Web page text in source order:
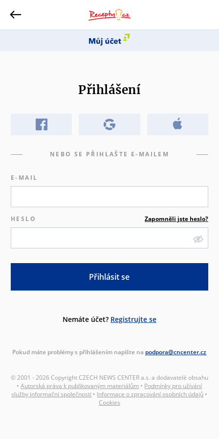
Přihlášení
NEBO SE PŘIHLAŠTE E-MAILEM
E-MAIL
HESLO Zapomněli jste heslo?
Přihlásit se
Nemáte účet? Registrujte se
Pokud máte problémy s přihlášením napište na podpora@cncenter.cz
© 2001 - 2026 Copyright CZECH NEWS CENTER a.s. a dodavatelé obsahu
•Autorská práva k publikovaným materiálům • Podmínky pro užívání
služby informační společnosti • Informace o zpracování osobních údajů •
Cookies